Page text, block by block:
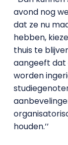
avond nog
dat ze nu
hebben,
thuis te
aangeeft dat
worden
houden.’’